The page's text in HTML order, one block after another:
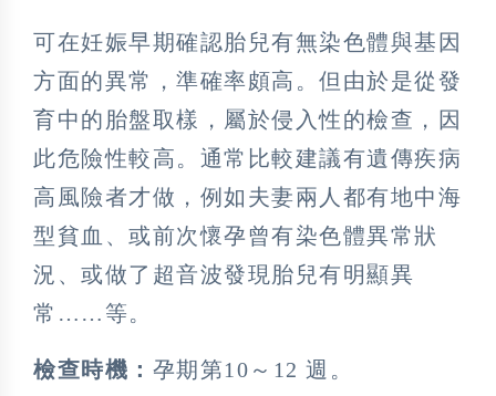
可在妊娠早期確認胎兒有無染色體與基因
方面的異常，準確率頗高。但由於是從發
育中的胎盤取樣，屬於侵入性的檢查，因
此危險性較高。通常比較建議有遺傳疾病
高風險者才做，例如夫妻兩人都有地中海
型貧血、或前次懷孕曾有染色體異常狀
況、或做了超音波發現胎兒有明顯異
常……等。
檢查時機： 孕期第10～12 週。